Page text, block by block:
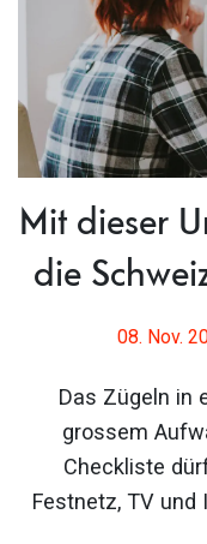
Mit dieser
die
08. Nov.
Das Zügeln in
grossem
Checkliste
Festnetz, TV und